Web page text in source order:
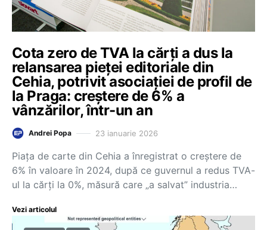
Cota zero de TVA la cărți a dus la
relansarea pieței editoriale din
Cehia, potrivit asociației de profil de
la Praga: creștere de 6% a
vânzărilor, într-un an
Andrei Popa 23 ianuarie 2026
Piața de carte din Cehia a înregistrat o creștere de
6% în valoare în 2024, după ce guvernul a redus TVA-
ul la cărți la 0%, măsură care „a salvat” industria…
Vezi articolul